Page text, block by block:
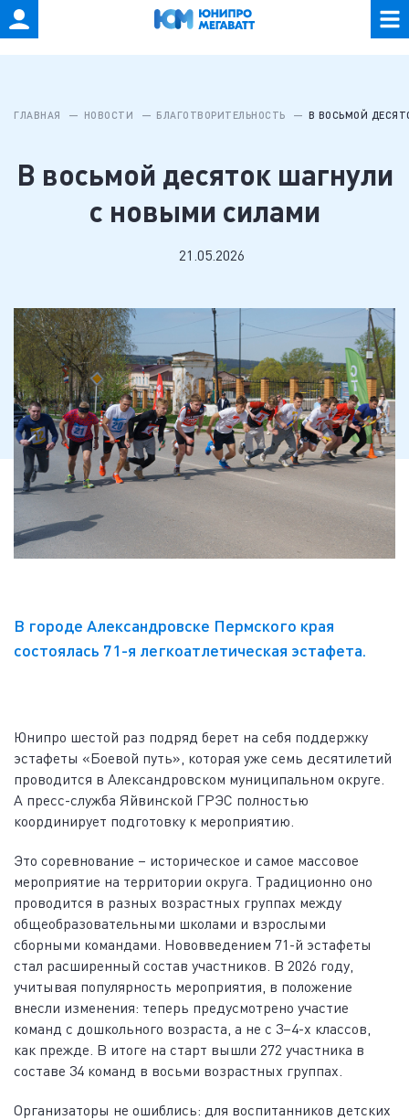
ГЛАВНАЯ НОВОСТИ БЛАГОТВОРИТЕЛЬНОСТЬ В ВОСЬМОЙ
В восьмой десяток шагнули
с новыми силами
21.05.2026
В городе Александровске Пермского края
состоялась 71-я легкоатлетическая эстафета.
Юнипро шестой раз подряд берет на себя поддержку
эстафеты «Боевой путь», которая уже семь десятилетий
проводится в Александровском муниципальном округе.
А пресс-служба Яйвинской ГРЭС полностью
координирует подготовку к мероприятию.
Это соревнование – историческое и самое массовое
мероприятие на территории округа. Традиционно оно
проводится в разных возрастных группах между
общеобразовательными школами и взрослыми
сборными командами. Нововведением 71-й эстафеты
стал расширенный состав участников. В 2026 году,
учитывая популярность мероприятия, в положение
внесли изменения: теперь предусмотрено участие
команд с дошкольного возраста, а не с 3–4-х классов,
как прежде. В итоге на старт вышли 272 участника в
составе 34 команд в восьми возрастных группах.
Организаторы не ошиблись: для воспитанников детских